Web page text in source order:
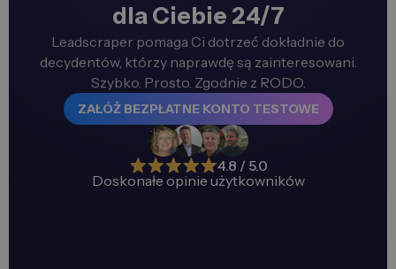
dla Ciebie 24/7
Leadscraper pomaga Ci dotrzeć dokładnie do
decydentów, którzy naprawdę są zainteresowani.
Szybko. Prosto. Zgodnie z RODO.
ZAŁÓŻ BEZPŁATNE KONTO TESTOWE
4.8 / 5.0
Doskonałe opinie użytkowników